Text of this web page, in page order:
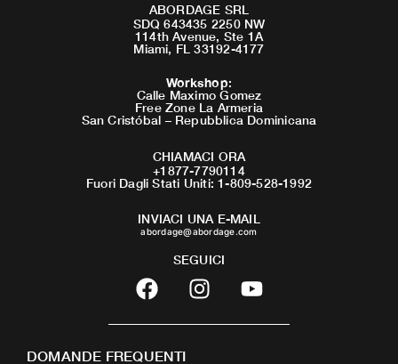
ABORDAGE SRL
SDQ 643435 2250 NW
114th Avenue, Ste 1A
Miami, FL 33192-4177
Workshop:
Calle Maximo Gomez
Free Zone La Armeria
San Cristóbal – Repubblica Dominicana
CHIAMACI ORA
+1877-7790114
Fuori Dagli Stati Uniti: 1-809-528-1992
INVIACI UNA E-MAIL
abordage@abordage.com
SEGUICI
F
a
c
I
n
s
Y
o
u
DOMANDE FREQUENTI